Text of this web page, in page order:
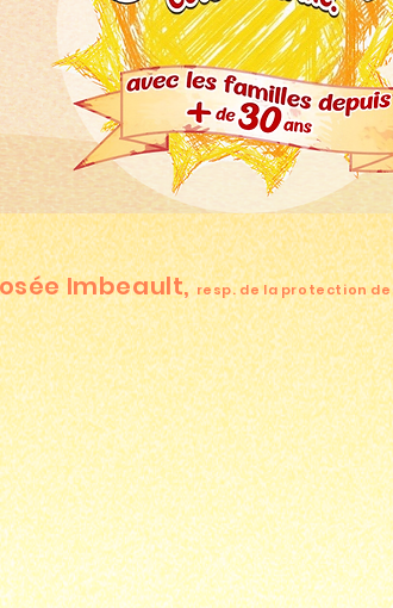
Imbeault,resp. de la protection